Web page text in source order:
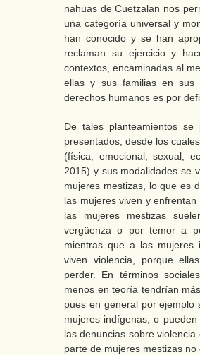
nahuas de Cuetzalan nos
una categoría universal y
han conocido y se han
reclaman su ejercicio y
contextos, encaminadas al
ellas y sus familias en sus
derechos humanos es por
De tales planteamientos
presentados, desde los
(física, emocional, sexual,
2015) y sus modalidades se
mujeres mestizas, lo que es
las mujeres viven y
las mujeres mestizas
vergüenza o por temor a
mientras que a las mujeres
viven violencia, porque
perder. En términos
menos en teoría tendrían
pues en general por
mujeres indígenas, o
las denuncias sobre
parte de mujeres mestizas